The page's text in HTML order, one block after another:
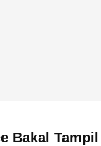
Bakal